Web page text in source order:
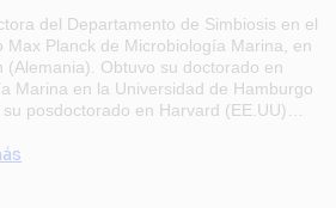
del Departamento de Simbiosis en el
Max Planck de Microbiología Marina, en
(Alemania). Obtuvo su doctorado en
Marina en la Universidad de Hamburgo
posdoctorado en Harvard (EE.UU)…